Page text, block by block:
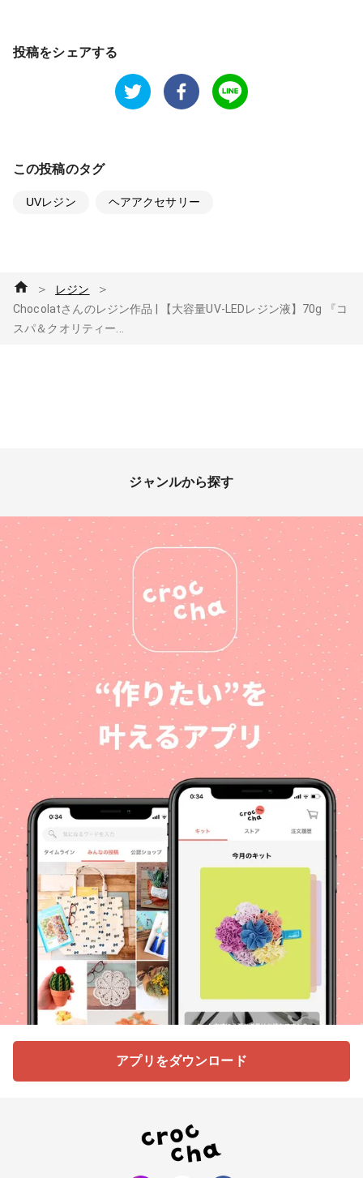
投稿をシェアする
この投稿のタグ
UVレジン ヘアアクセサリー
＞ レジン ＞
Chocolatさんのレジン作品 | 【大容量UV-LEDレジン液】70g 『コ
スパ＆クオリティー...
ジャンルから探す
アプリをダウンロード